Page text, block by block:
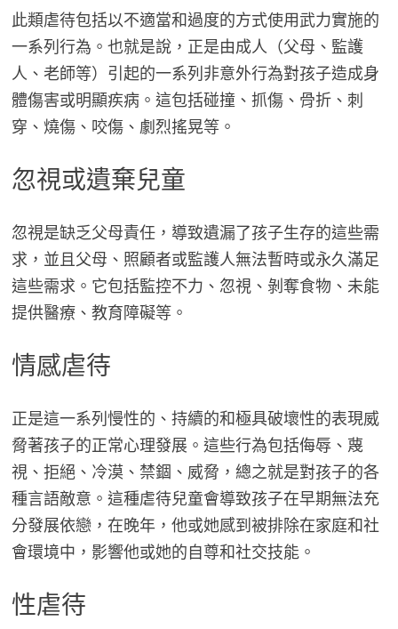
此類虐待包括以不適當和過度的方式使用武力實施的
一系列行為。也就是說，正是由成人（父母、監護
人、老師等）引起的一系列非意外行為對孩子造成身
體傷害或明顯疾病。這包括碰撞、抓傷、骨折、刺
穿、燒傷、咬傷、劇烈搖晃等。
忽視或遺棄兒童
忽視是缺乏父母責任，導致遺漏了孩子生存的這些需
求，並且父母、照顧者或監護人無法暫時或永久滿足
這些需求。它包括監控不力、忽視、剝奪食物、未能
提供醫療、教育障礙等。
情感虐待
正是這一系列慢性的、持續的和極具破壞性的表現威
脅著孩子的正常心理發展。這些行為包括侮辱、蔑
視、拒絕、冷漠、禁錮、威脅，總之就是對孩子的各
種言語敵意。這種虐待兒童會導致孩子在早期無法充
分發展依戀，在晚年，他或她感到被排除在家庭和社
會環境中，影響他或她的自尊和社交技能。
性虐待